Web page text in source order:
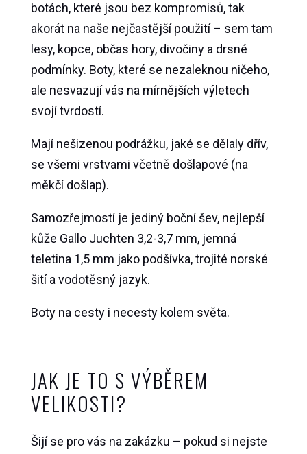
botách, které jsou bez kompromisů, tak
akorát na naše nejčastější použití – sem tam
lesy, kopce, občas hory, divočiny a drsné
podmínky. Boty, které se nezaleknou ničeho,
ale nesvazují vás na mírnějších výletech
svojí tvrdostí.
Mají nešizenou podrážku, jaké se dělaly dřív,
se všemi vrstvami včetně došlapové (na
měkčí došlap).
Samozřejmostí je jediný boční šev, nejlepší
kůže Gallo Juchten 3,2-3,7 mm, jemná
teletina 1,5 mm jako podšívka, trojité norské
šití a vodotěsný jazyk.
Boty na cesty i necesty kolem světa.
JAK JE TO S VÝBĚREM
VELIKOSTI?
Šijí se pro vás na zakázku – pokud si nejste